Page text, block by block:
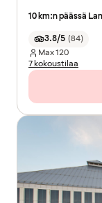
10 km:n päässä
3.8/5 (84)
Max120
7 kokoustilaa